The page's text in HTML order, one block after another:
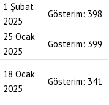
1 Şubat
2025
Gösterim: 398
25 Ocak
2025
Gösterim: 399
18 Ocak
2025
Gösterim: 341